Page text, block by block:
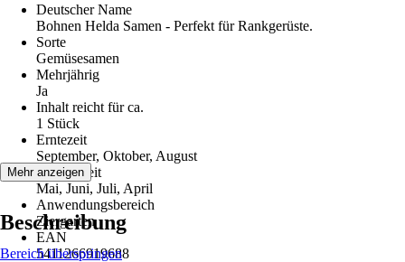
Deutscher Name
Bohnen Helda Samen - Perfekt für Rankgerüste.
Sorte
Gemüsesamen
Mehrjährig
Ja
Inhalt reicht für ca.
1 Stück
Erntezeit
September, Oktober, August
Aussaatzeit
Mai, Juni, Juli, April
Anwendungsbereich
Ziergarten
EAN
5411266919688
Mehr anzeigen
Beschreibung
Bereich überspringen